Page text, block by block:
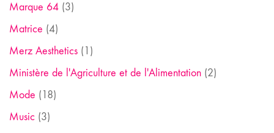
Marque 64 (3)
Matrice (4)
Merz Aesthetics (1)
Ministère de l'Agriculture et de l'Alimentation (2)
Mode (18)
Music (3)